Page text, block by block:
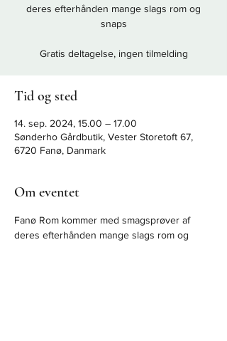
deres efterhånden mange slags rom og
snaps
Gratis deltagelse, ingen tilmelding
Tid og sted
14. sep. 2024, 15.00 – 17.00
Sønderho Gårdbutik, Vester Storetoft 67,
6720 Fanø, Danmark
Om eventet
Fanø Rom kommer med smagsprøver af
deres efterhånden mange slags rom og